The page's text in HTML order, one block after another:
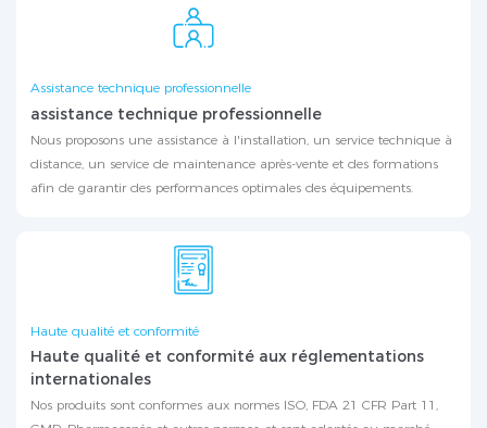
Assistance technique professionnelle
assistance technique professionnelle
Nous proposons une assistance à l'installation, un service technique à
distance, un service de maintenance après-vente et des formations
afin de garantir des performances optimales des équipements.
Haute qualité et conformité
Haute qualité et conformité aux réglementations
internationales
Nos produits sont conformes aux normes ISO, FDA 21 CFR Part 11,